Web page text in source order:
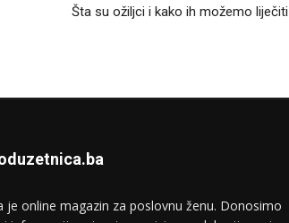
Šta su ožiljci i kako ih možemo liječiti
je online magazin za poslovnu ženu. Donosimo